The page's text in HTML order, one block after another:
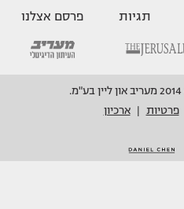
תגיות פרסם אצלנו
פרטיות ארכיון